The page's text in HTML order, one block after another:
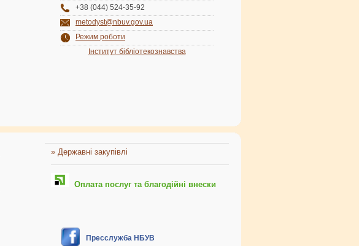
+38 (044) 524-35-92
metodyst@nbuv.gov.ua
Режим роботи
Інститут бібліотекознавства
» Державні закупівлі
Оплата послуг та благодійні внески
Пресслужба НБУВ